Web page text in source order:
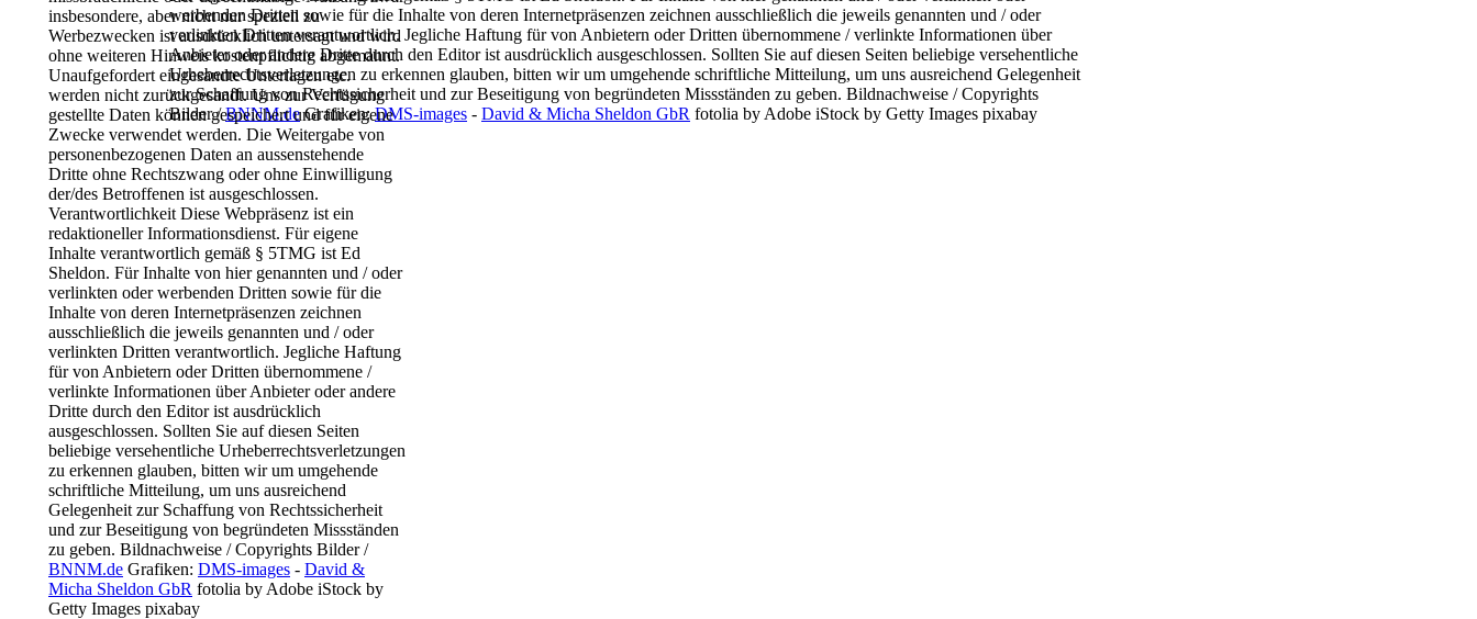
werbenden Dritten sowie für die Inhalte von deren Internetpräsenzen zeichnen ausschließlich die jeweils genannten und / oder
verlinkten Dritten verantwortlich. Jegliche Haftung für von Anbietern oder Dritten übernommene / verlinkte Informationen über
Anbieter oder andere Drittedurch den Editor ist ausdrücklich ausgeschlossen. Sollten Sie auf diesen Seiten beliebige versehentliche
Urheberrechtsverletzungen zu erkennen glauben, bitten wir um umgehende schriftliche Mitteilung, um uns ausreichend Gelegenheit
zur Schaffung von Rechtssicherheit und zur Beseitigung von begründeten Missständen zu geben. Bildnachweise / Copyrights
Bilder / BNNM.de Grafiken: DMS-images - David & Micha Sheldon GbR fotolia by Adobe iStock by Getty Images pixabay
insbesondere, aber nicht nur speziell zu
Werbezwecken istausdrücklich untersagt und wird
ohne weiteren Hinweis kostenpflichtig abgemahnt.
Unaufgefordert eingesandte Unterlagen etc.
werden nicht zurückgesandt. Uns zur Verfügung
gestellte Daten können gespeichert und füreigene
Zwecke verwendet werden. Die Weitergabe von
personenbezogenen Daten an aussenstehende
Dritte ohne Rechtszwang oderohne Einwilligung
der/des Betroffenen ist ausgeschlossen.
Verantwortlichkeit Diese Webpräsenz ist ein
redaktionellerInformationsdienst. Für eigene
Inhalte verantwortlich gemäß § 5TMG ist Ed
Sheldon. FürInhalte von hier genannten und / oder
verlinkten oder werbenden Dritten sowie für die
Inhalte von deren Internetpräsenzen zeichnen
ausschließlich die jeweils genannten und / oder
verlinkten Dritten verantwortlich. Jegliche Haftung
für von Anbietern oder Dritten übernommene /
verlinkte Informationen überAnbieter oder andere
Dritte durch den Editor ist ausdrücklich
ausgeschlossen. Sollten Sie auf diesen Seiten
beliebige versehentliche Urheberrechtsverletzungen
zu erkennen glauben, bitten wir um umgehende
schriftliche Mitteilung, um uns ausreichend
Gelegenheit zur Schaffung von Rechtssicherheit
und zur Beseitigung von begründeten Missständen
zu geben. Bildnachweise / Copyrights Bilder /
BNNM.de Grafiken: DMS-images - David &
Micha Sheldon GbR fotolia by Adobe iStock by
Getty Images pixabay